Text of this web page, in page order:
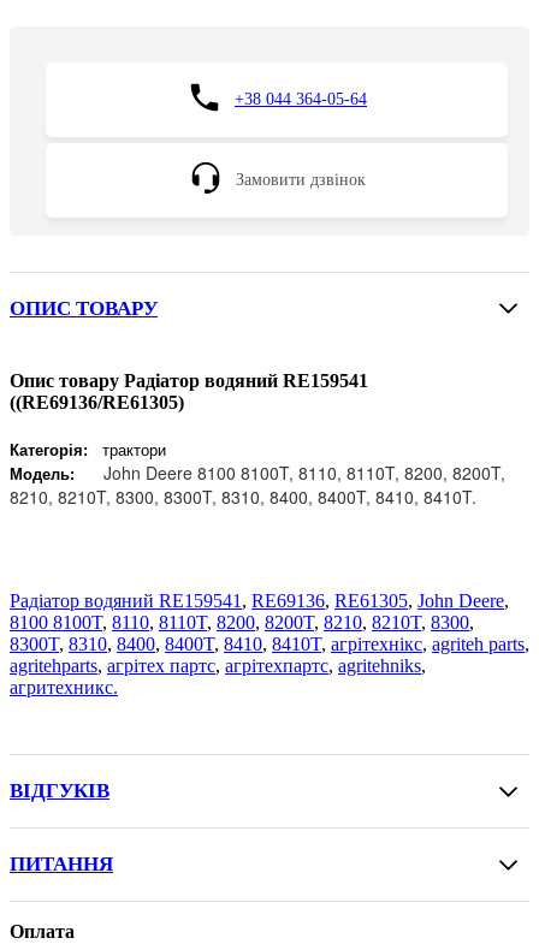
+38 044 364-05-64
Замовити дзвінок
ОПИС ТОВАРУ
Опис товару Радіатор водяний RE159541
((RE69136/RE61305)
Категорія:
трактори
Модель: John Deere 8100 8100T, 8110, 8110T, 8200, 8200T,
8210, 8210T, 8300, 8300T, 8310, 8400, 8400T, 8410, 8410T.
Радіатор водяний RE159541, RE69136, RE61305, John Deere,
8100 8100T, 8110, 8110T, 8200, 8200T, 8210, 8210T, 8300,
8300T, 8310, 8400, 8400T, 8410, 8410T, агрітехнікс, agriteh parts,
agritehparts, агрітех партс, агрітехпартс, agritehniks,
агритехникс.
ВІДГУКІВ
ПИТАННЯ
Оплата